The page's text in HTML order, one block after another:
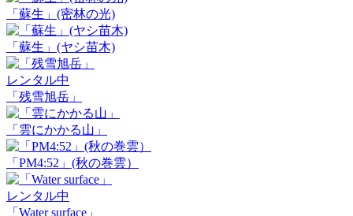
「蘇生」(密林の光)
「蘇生」(ヤシ苗木)
レンタル中
「残雪旭岳」
「雲にかかる山」
「PM4:52」(秋の巻雲）
レンタル中
「Water surface」